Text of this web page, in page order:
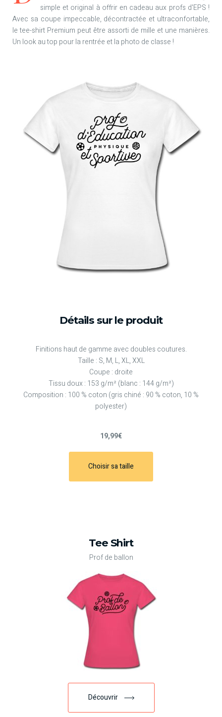
simple et original à offrir en cadeau aux profs d'EPS !
Avec sa coupe impeccable, décontractée et ultraconfortable,
le tee-shirt Premium peut être assorti de mille et une manières.
Un look au top pour la rentrée et la photo de classe !
Détails sur le produit
Finitions haut de gamme avec doubles coutures.
Taille : S, M, L, XL, XXL
Coupe : droite
Tissu doux : 153 g/m² (blanc : 144 g/m²)
Composition : 100 % coton (gris chiné : 90 % coton, 10 %
polyester)
19,99€
Choisir sa taille
Tee Shirt
Prof de ballon
Découvrir